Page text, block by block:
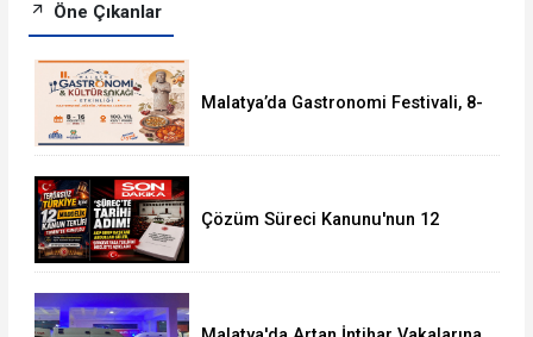
Öne Çıkanlar
Malatya’da Gastronomi Festivali, 8-
Çözüm Süreci Kanunu'nun 12